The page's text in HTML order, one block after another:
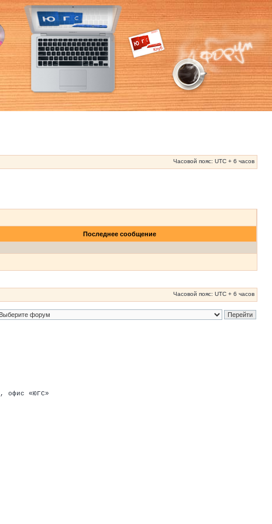
Часовой пояс: UTC + 6 часов
Последнее сообщение
Часовой пояс: UTC + 6 часов
, офис «ЮГС»